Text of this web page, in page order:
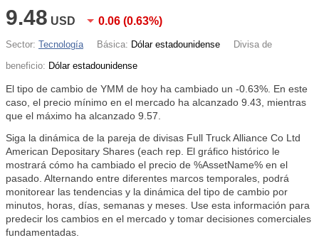
9.48 USD 0.06 (0.63%)
Sector: Tecnología Básica: Dólar estadounidense
Divisa de
beneficio: Dólar estadounidense
El tipo de cambio de YMM de hoy ha cambiado un -0.63% . En este
caso, el precio mínimo en el mercado ha alcanzado 9.43, mientras
que el máximo ha alcanzado 9.57.
Siga la dinámica de la pareja de divisas Full Truck Alliance Co Ltd
American Depositary Shares (each rep. El gráfico histórico le
mostrará cómo ha cambiado el precio de %AssetName% en el
pasado. Alternando entre diferentes marcos temporales, podrá
monitorear las tendencias y la dinámica del tipo de cambio por
minutos, horas, días, semanas y meses. Use esta información para
predecir los cambios en el mercado y tomar decisiones comerciales
fundamentadas.